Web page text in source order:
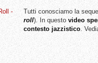
Tutti conosciamo la
roll). In questovideo
contesto jazzistico.